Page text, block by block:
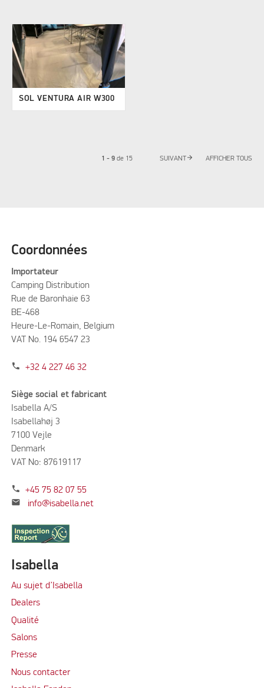
SOL VENTURA AIR W300
1 - 9 de 15 SUIVANTarrow_forward AFFICHER TOUS
Coordonnées
Importateur
Camping Distribution
Rue de Baronhaie 63
BE-468
Heure-Le-Romain, Belgium
VAT No. 194 6547 23
phone +32 4 227 46 32
Siège social et fabricant
Isabella A/S
Isabellahøj 3
7100 Vejle
Denmark
VAT No: 87619117
phone +45 75 82 07 55
mail info@isabella.net
Isabella
Au sujet d’Isabella
Dealers
Qualité
Salons
Presse
Nous contacter